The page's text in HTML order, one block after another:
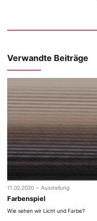
Verwandte Beiträge
11.02.2020 - Ausstellung
Farbenspiel
Wie sehen wir Licht und Farbe?